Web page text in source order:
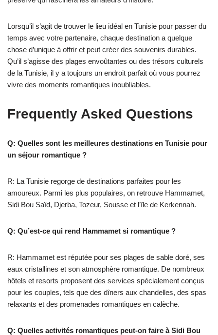
Lorsqu’il s’agit de trouver le lieu idéal en Tunisie pour passer du
temps avec votre partenaire, chaque destination a quelque
chose d’unique à offrir et peut créer des souvenirs durables.
Qu’il s’agisse des plages envoûtantes ou des trésors culturels
de la Tunisie, il y a toujours un endroit parfait où vous pourrez
vivre des moments romantiques inoubliables.
Frequently Asked Questions
Q: Quelles sont les meilleures destinations en Tunisie pour
un séjour romantique ?
R: La Tunisie regorge de destinations parfaites pour les
amoureux. Parmi les plus populaires, on retrouve Hammamet,
Sidi Bou Saïd, Djerba, Tozeur, Sousse et l’île de Kerkennah.
Q: Qu’est-ce qui rend Hammamet si romantique ?
R: Hammamet est réputée pour ses plages de sable doré, ses
eaux cristallines et son atmosphère romantique. De nombreux
hôtels et resorts proposent des services spécialement conçus
pour les couples, tels que des dîners aux chandelles, des spas
relaxants et des promenades romantiques en calèche.
Q: Quelles activités romantiques peut-on faire à Sidi Bou